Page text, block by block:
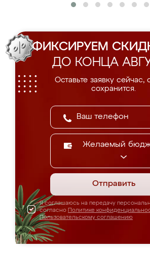
ФИКСИРУЕМ
ДО КОНЦА
Оставьте заявку сейчас,
сохранится.
Желаемый
Отправить
Я соглашаюсь на передачу
согласно Политике
Пользовательскому соглашению